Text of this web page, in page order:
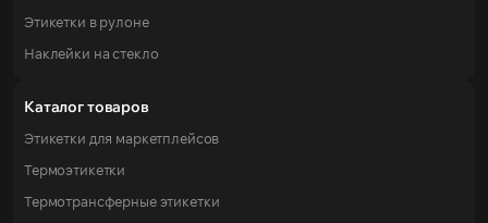
Этикетки в рулоне
Наклейки на стекло
Каталог товаров
Этикетки для маркетплейсов
Термоэтикетки
Термотрансферные этикетки